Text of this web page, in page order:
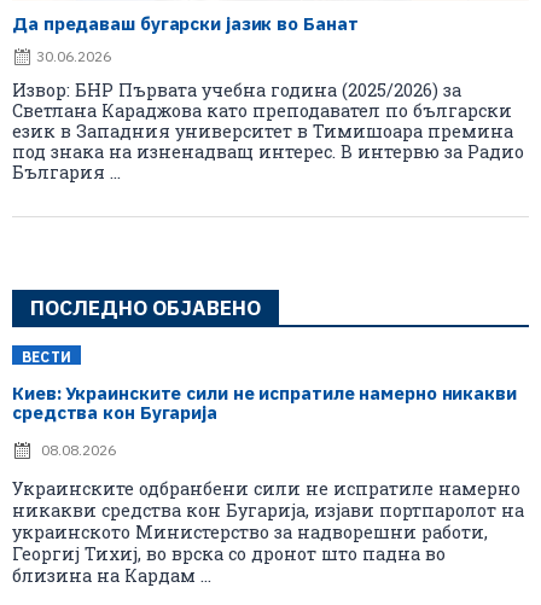
Да предаваш бугарски јазик во Банат
30.06.2026
Извор: БНР Първата учебна година (2025/2026) за
Светлана Караджова като преподавател по български
език в Западния университет в Тимишоара премина
под знака на изненадващ интерес. В интервю за Радио
България ...
ПОСЛЕДНО ОБЈАВЕНО
ВЕСТИ
Киев: Украинските сили не испратиле намерно никакви
средства кон Бугарија
08.08.2026
Украинските одбранбени сили не испратиле намерно
никакви средства кон Бугарија, изјави портпаролот на
украинското Министерство за надворешни работи,
Георгиј Тихиј, во врска со дронот што падна во
близина на Кардам ...